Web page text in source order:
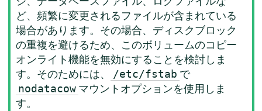
ど、頻繁に変更されるファイルが含まれている
場合があります。その場合、ディスクブロック
の重複を避けるため、このボリュームのコピー
オンライト機能を無効にすることを検討しま
す。そのためには、
/etc/fstab で
nodatacow マウントオプションを使用しま
す。